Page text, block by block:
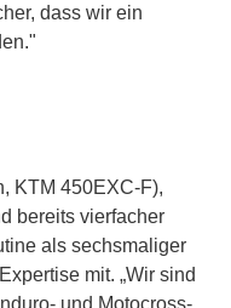
dass wir ein
KTM 450EXC-F),
bereits vierfacher
als sechsmaliger
mit. „Wir sind
und Motocross-